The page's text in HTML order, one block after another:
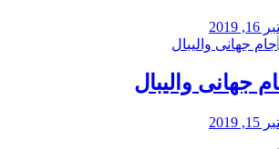
2019
جهانی والیبال
2019